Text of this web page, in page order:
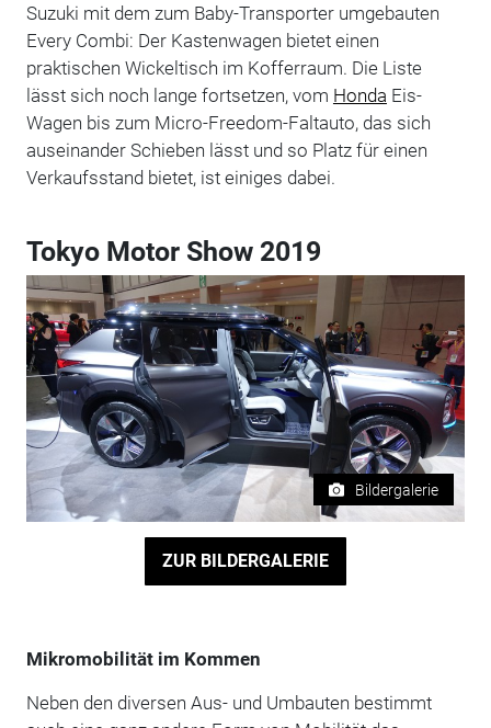
Suzuki mit dem zum Baby-Transporter umgebauten
Every Combi: Der Kastenwagen bietet einen
praktischen Wickeltisch im Kofferraum. Die Liste
lässt sich noch lange fortsetzen, vom Honda Eis-
Wagen bis zum Micro-Freedom-Faltauto, das sich
auseinander Schieben lässt und so Platz für einen
Verkaufsstand bietet, ist einiges dabei.
Tokyo Motor Show 2019
Bildergalerie
ZUR BILDERGALERIE
Mikromobilität im Kommen
Neben den diversen Aus- und Umbauten bestimmt